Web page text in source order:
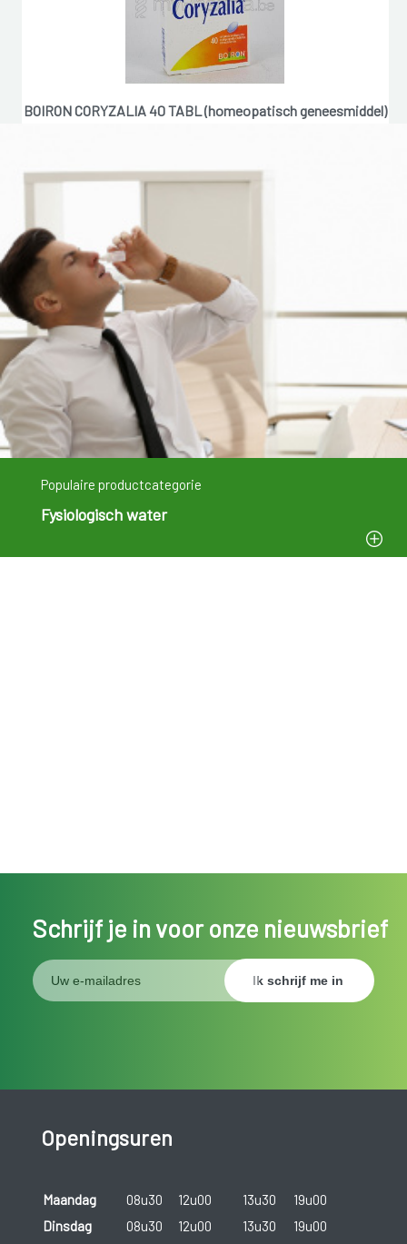
Populaire productcategorie
Fysiologisch water
BOIRON CORYZALIA 40 TABL (homeopatisch geneesmiddel)
9,60 �
Schrijf je in voor onze nieuwsbrief
Openingsuren
Maandag 08u30 12u00 13u30
19u00
Dinsdag
08u30 12u00 13u30
19u00